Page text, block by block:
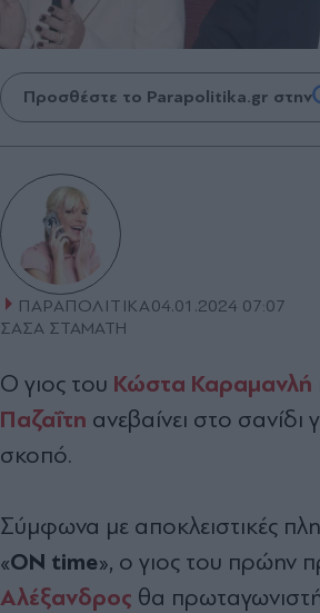
Προσθέστε το Parapolitika.gr στην
ΠΑΡΑΠΟΛΙΤΙΚΑ04.01.2024 07:07
ΣΑΣΑ ΣΤΑΜΑΤΗ
Ο γιος του Κώστα Καραμανλή
Παζαΐτη ανεβαίνει στο σανίδι
σκοπό.
Σύμφωνα με αποκλειστικές
«ON time», ο γιος του πρώην
Αλέξανδρος θα